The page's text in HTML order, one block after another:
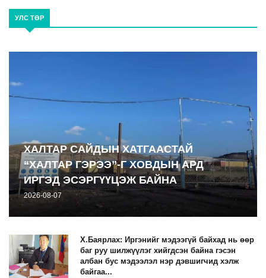
УЛС ТӨР
ХАЛТАР САЙДЫН ХАТГААСТАЙ
“ХАЛТАР ГЭРЭЭ”-Г ХОВДЫН АРД
ИРГЭД ЭСЭРГҮҮЦЭЖ БАЙНА
2026-08-07
Х.Баярлах: Иргэнийг мэдээгүй байхад нь өөр
баг руу шилжүүлэг хийгдсэн байна гэсэн
албан бус мэдээлэл нэр дэвшигчид хэлж
байгаа...